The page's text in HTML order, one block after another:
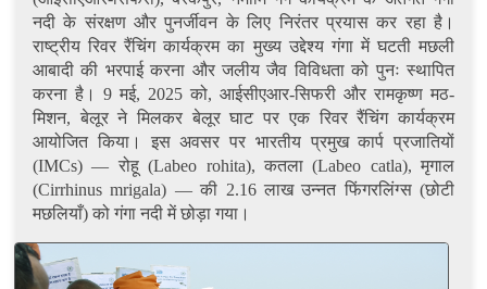
नदी के संरक्षण और पुनर्जीवन के लिए निरंतर प्रयास कर रहा है।
राष्ट्रीय रिवर रैंचिंग कार्यक्रम का मुख्य उद्देश्य गंगा में घटती मछली
आबादी की भरपाई करना और जलीय जैव विविधता को पुनः स्थापित
करना है। 9 मई, 2025 को, आईसीएआर-सिफरी और रामकृष्ण मठ-
मिशन, बेलूर ने मिलकर बेलूर घाट पर एक रिवर रैंचिंग कार्यक्रम
आयोजित किया। इस अवसर पर भारतीय प्रमुख कार्प प्रजातियों
(IMCs) — रोहू (Labeo rohita), कतला (Labeo catla), मृगाल
(Cirrhinus mrigala) — की 2.16 लाख उन्नत फिंगरलिंग्स (छोटी
मछलियाँ) को गंगा नदी में छोड़ा गया।